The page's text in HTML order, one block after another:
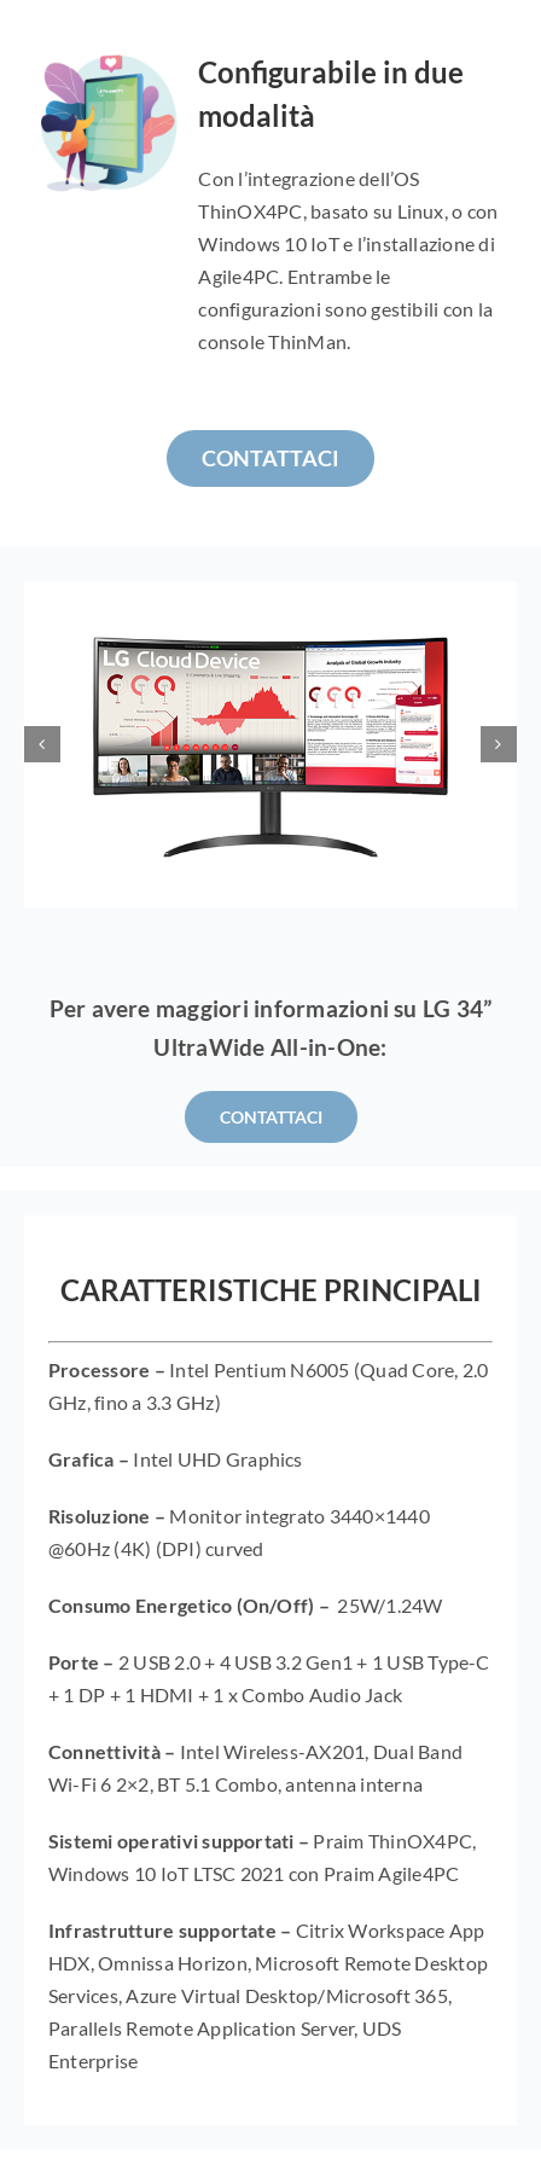
Configurabile in due
modalità
Con l’integrazione dell’OS
ThinOX4PC, basato su Linux, o con
Windows 10 IoT e l’installazione di
Agile4PC. Entrambe le
configurazioni sono gestibili con la
console ThinMan.
CONTATTACI
Per avere maggiori informazioni su LG 34”
UltraWide All-in-One:
CONTATTACI
CARATTERISTICHE PRINCIPALI
Processore – Intel Pentium N6005 (Quad Core, 2.0
GHz, fino a 3.3 GHz)
Grafica – Intel UHD Graphics
Risoluzione – Monitor integrato 3440×1440
@60Hz (4K) (DPI) curved
Consumo Energetico (On/Off) – 25W/1.24W
Porte – 2 USB 2.0 + 4 USB 3.2 Gen1 + 1 USB Type-C
+ 1 DP + 1 HDMI + 1 x Combo Audio Jack
Connettività– Intel Wireless-AX201, Dual Band
Wi-Fi 6 2×2, BT 5.1 Combo, antenna interna
Sistemi operativi supportati – Praim ThinOX4PC,
Windows 10 IoT LTSC 2021 con Praim Agile4PC
Infrastrutture supportate – Citrix Workspace App
HDX, Omnissa Horizon, Microsoft Remote Desktop
Services, Azure Virtual Desktop/Microsoft 365,
Parallels Remote Application Server, UDS
Enterprise